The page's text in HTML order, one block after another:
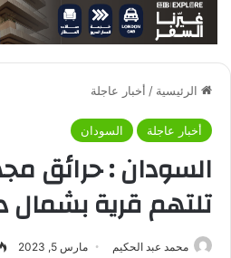
الرئيسية / أخبار عاجلة
أخبار عاجلة السودان
السودان : حرائق
تلتهم قرية بشمال
محمد عبد الحكيم مارس 5, 2023